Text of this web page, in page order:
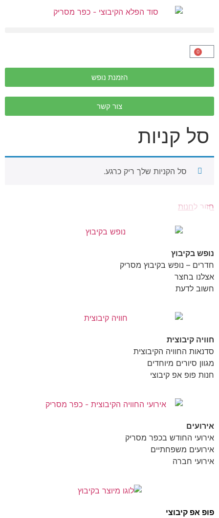
0
הזמנת נופש
צור קשר
סל קניות
סל הקניות שלך ריק כרגע.
חזור לחנות
נופש בקיבוץ
חדרים – נופש בקיבוץ מסריק
אצלנו בחצר
חשוב לדעת
חוויה קיבוצית
סדנאות החוויה הקיבוצית
מגוון סיורים מיוחדים
חנות פופ אפ קיבוצי
אירועים
אירועי החודש בכפר מסריק
אירועים משפחתיים
אירועי חברה
פופ אפ קיבוצי